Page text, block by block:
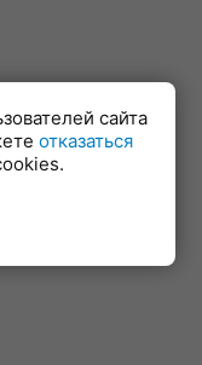
сайта
отказаться